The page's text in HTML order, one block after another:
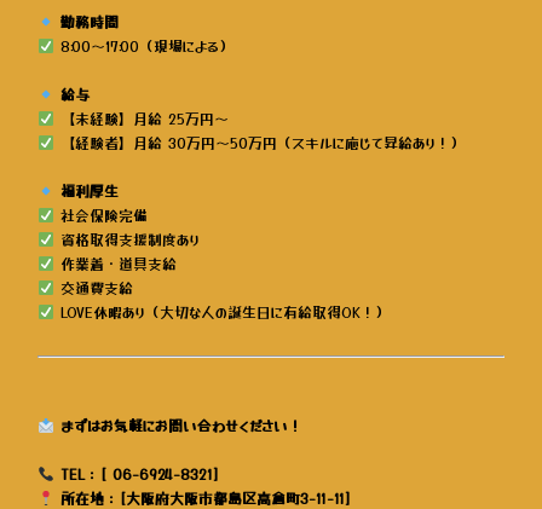
勤務時間
8:00～17:00（現場による）
給与
【未経験】月給 25万円～
【経験者】月給 30万円～50万円（スキルに応じて昇給あり！）
福利厚生
社会保険完備
資格取得支援制度あり
作業着・道具支給
交通費支給
LOVE休暇あり（大切な人の誕生日に有給取得OK！）
まずはお気軽にお問い合わせください！
TEL：[ 06-6924-8321]
所在地：[大阪府大阪市都島区高倉町3-11-11]